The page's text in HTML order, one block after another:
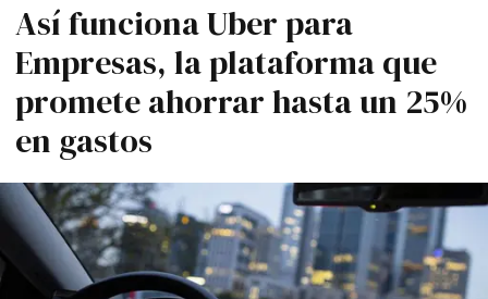
Así funciona Uber para
Empresas, la plataforma que
promete ahorrar hasta un 25%
en gastos